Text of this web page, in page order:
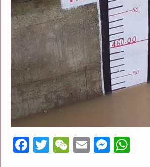
F
T
W E
M